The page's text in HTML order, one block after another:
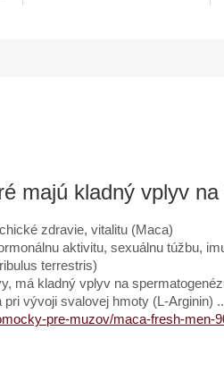
majú kladný vplyv na
zdravie, vitalitu (Maca)
aktivitu, sexuálnu túžbu,
terrestris)
má kladný vplyv na
vývoji svalovej hmoty (L-Arginin)
pre-muzov/maca-fresh-men-